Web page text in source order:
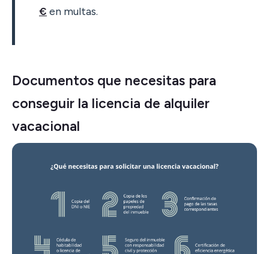
€ en multas.
Documentos que necesitas para
conseguir la licencia de alquiler
vacacional